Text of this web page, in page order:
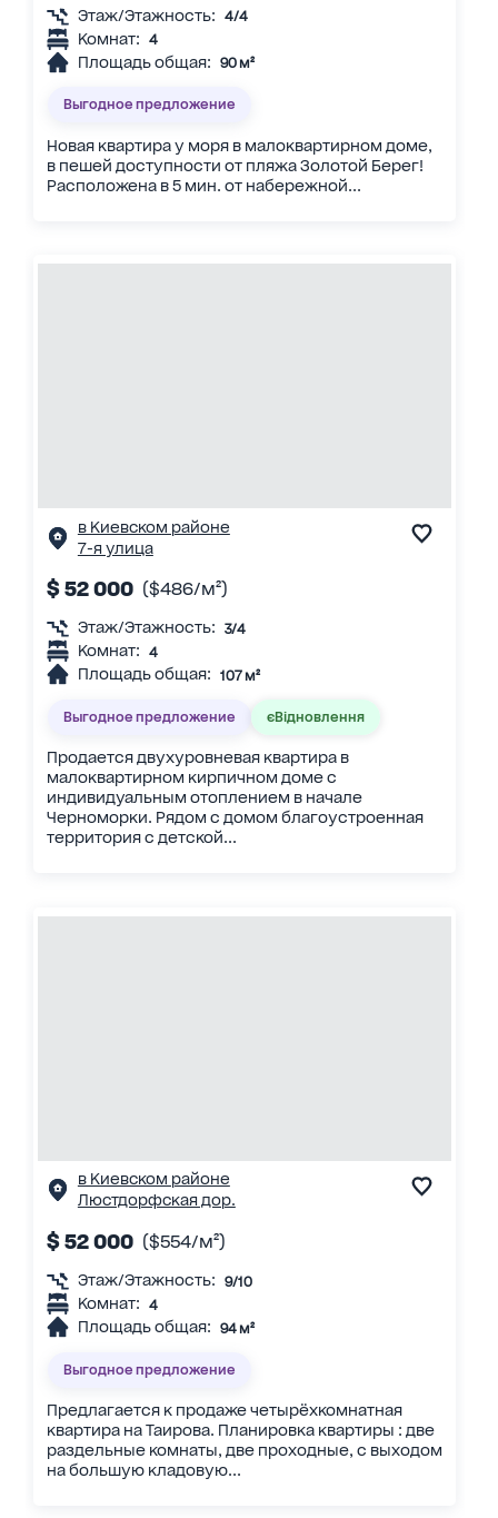
Этаж/Этажность: 4/4
Комнат: 4
Площадь общая: 90 м²
Выгодное предложение
Новая квартира у моря в малоквартирном доме,
в пешей доступности от пляжа Золотой Берег!
Расположена в 5 мин. от набережной...
в Киевском районе
7-я улица
$ 52 000 ($486/м²)
Этаж/Этажность: 3/4
Комнат: 4
Площадь общая: 107 м²
Выгодное предложение єВідновлення
Продается двухуровневая квартира в
малоквартирном кирпичном доме с
индивидуальным отоплением в начале
Черноморки. Рядом с домом благоустроенная
территория с детской...
в Киевском районе
Люстдорфская дор.
$ 52 000 ($554/м²)
Этаж/Этажность: 9/10
Комнат: 4
Площадь общая: 94 м²
Выгодное предложение
Предлагается к продаже четырёхкомнатная
квартира на Таирова. Планировка квартиры : две
раздельные комнаты, две проходные, с выходом
на большую кладовую...